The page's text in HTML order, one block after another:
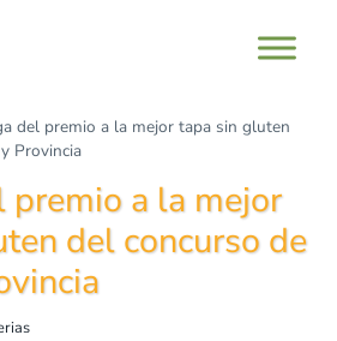
del premio a la mejor tapa sin gluten
Provincia
premio a la mejor
del concurso de